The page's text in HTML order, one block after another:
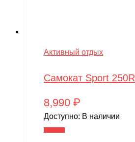
Активный отдых
Самокат Sport 250R
8,990 ₽
Доступно: В наличии